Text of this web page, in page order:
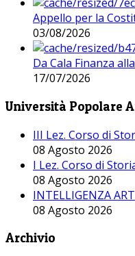
Appello per la
03/08/2026
Da Cala Finanza
17/07/2026
Università Popolare
III Lez. Corso di
08 Agosto 2026
I Lez. Corso di
08 Agosto 2026
INTELLIGENZA
08 Agosto 2026
Archivio